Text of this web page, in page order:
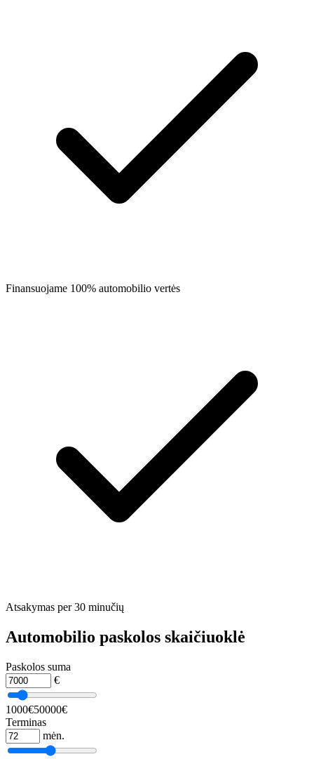
Finansuojame 100% automobilio vertės
Atsakymas per 30 minučių
Automobilio paskolos skaičiuoklė
Paskolos suma
€
1000€50000€
Terminas
mėn.